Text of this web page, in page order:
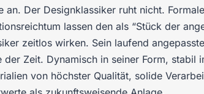
an. Der Designklassiker ruht nicht.
lassen den als “Stück der
zeitlos wirken. Sein laufend
der Zeit. Dynamisch in seiner Form, stabil
von höchster Qualität, solide